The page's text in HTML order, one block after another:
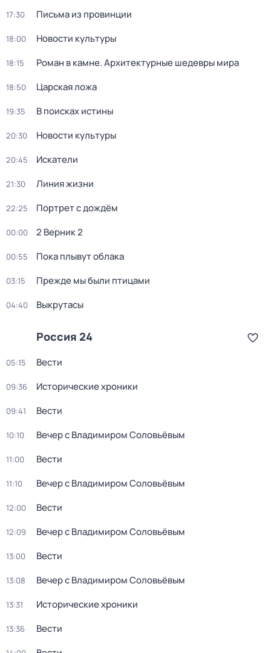
17:30 Письма из провинции
18:00 Новости культуры
18:15 Роман в камне. Архитектурные шедевры мира
18:50 Царская ложа
19:35 В поисках истины
20:30 Новости культуры
20:45 Искатели
21:30 Линия жизни
22:25 Портрет с дождём
00:00 2 Верник 2
00:55 Пока плывут облака
03:15 Прежде мы были птицами
04:40 Выкрутасы
Россия 24
05:15 Вести
09:36 Исторические хроники
09:41 Вести
10:10 Вечер с Владимиром Соловьёвым
11:00 Вести
11:10 Вечер с Владимиром Соловьёвым
12:00 Вести
12:09 Вечер с Владимиром Соловьёвым
13:00 Вести
13:08 Вечер с Владимиром Соловьёвым
13:31 Исторические хроники
13:36 Вести